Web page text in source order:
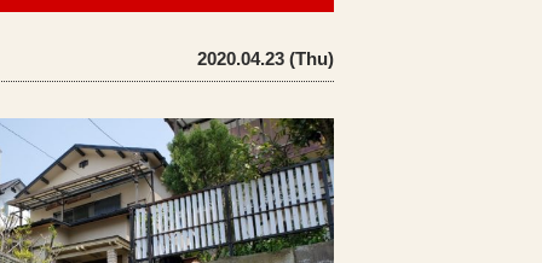
2020.04.23 (Thu)